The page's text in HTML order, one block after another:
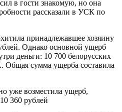
в гости знакомую, но она
рассказали в УСК по
принадлежавшее хозяину
Однако основной ущерб
деньги: 10 700 белорусских
сумма ущерба составила
уже возместила ущерб,
360 рублей